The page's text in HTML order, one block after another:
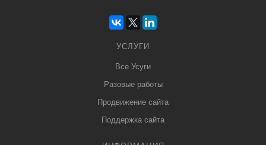
УСЛУГИ
Все Усуги
Разовые работы
Продвижение сайта
Поддержка сайта